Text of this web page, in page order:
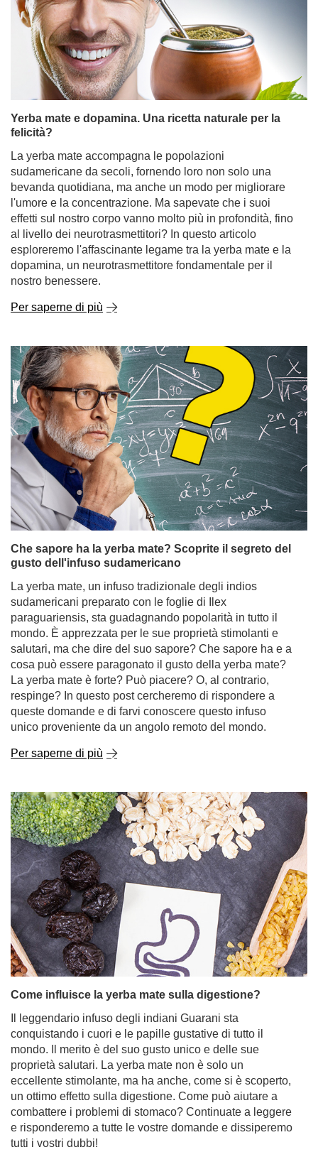
Yerba mate e dopamina. Una ricetta naturale per la
felicità?
La yerba mate accompagna le popolazioni
sudamericane da secoli, fornendo loro non solo una
bevanda quotidiana, ma anche un modo per migliorare
l'umore e la concentrazione. Ma sapevate che i suoi
effetti sul nostro corpo vanno molto più in profondità, fino
al livello dei neurotrasmettitori? In questo articolo
esploreremo l'affascinante legame tra la yerba mate e la
dopamina, un neurotrasmettitore fondamentale per il
nostro benessere.
Per saperne di più
Che sapore ha la yerba mate? Scoprite il segreto del
gusto dell'infuso sudamericano
La yerba mate, un infuso tradizionale degli indios
sudamericani preparato con le foglie di Ilex
paraguariensis, sta guadagnando popolarità in tutto il
mondo. È apprezzata per le sue proprietà stimolanti e
salutari, ma che dire del suo sapore? Che sapore ha e a
cosa può essere paragonato il gusto della yerba mate?
La yerba mate è forte? Può piacere? O, al contrario,
respinge? In questo post cercheremo di rispondere a
queste domande e di farvi conoscere questo infuso
unico proveniente da un angolo remoto del mondo.
Per saperne di più
Come influisce la yerba mate sulla digestione?
Il leggendario infuso degli indiani Guarani sta
conquistando i cuori e le papille gustative di tutto il
mondo. Il merito è del suo gusto unico e delle sue
proprietà salutari. La yerba mate non è solo un
eccellente stimolante, ma ha anche, come si è scoperto,
un ottimo effetto sulla digestione. Come può aiutare a
combattere i problemi di stomaco? Continuate a leggere
e risponderemo a tutte le vostre domande e dissiperemo
tutti i vostri dubbi!